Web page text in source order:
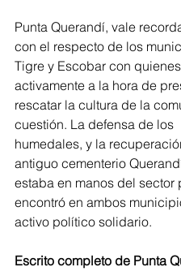
Punta Querandí, vale
con el respecto de los
Tigre y Escobar con
activamente a la hora de
rescatar la cultura de la
cuestión. La defensa de los
humedales, y la
antiguo cementerio
estaba en manos del sector
encontró en ambos
activo político solidario.
Escrito completo de Punta